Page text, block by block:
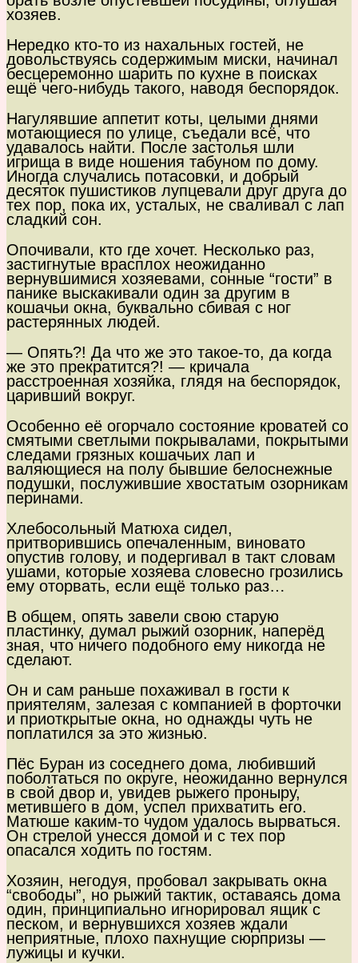
хозяев.
Нередко кто-то из нахальных гостей, не
довольствуясь содержимым миски, начинал
бесцеремонно шарить по кухне в поисках
ещё чего-нибудь такого, наводя беспорядок.
Нагулявшие аппетит коты, целыми днями
мотающиеся по улице, съедали всё, что
удавалось найти. После застолья шли
игрища в виде ношения табуном по дому.
Иногда случались потасовки, и добрый
десяток пушистиков лупцевали друг друга до
тех пор, пока их, усталых, не сваливал с лап
сладкий сон.
Опочивали, кто где хочет. Несколько раз,
застигнутые врасплох неожиданно
вернувшимися хозяевами, сонные “гости” в
панике выскакивали один за другим в
кошачьи окна, буквально сбивая с ног
растерянных людей.
— Опять?! Да что же это такое-то, да когда
же это прекратится?! — кричала
расстроенная хозяйка, глядя на беспорядок,
царивший вокруг.
Особенно её огорчало состояние кроватей со
смятыми светлыми покрывалами, покрытыми
следами грязных кошачьих лап и
валяющиеся на полу бывшие белоснежные
подушки, послужившие хвостатым озорникам
перинами.
Хлебосольный Матюха сидел,
притворившись опечаленным, виновато
опустив голову, и подергивал в такт словам
ушами, которые хозяева словесно грозились
ему оторвать, если ещё только раз…
В общем, опять завели свою старую
пластинку, думал рыжий озорник, наперёд
зная, что ничего подобного ему никогда не
сделают.
Он и сам раньше похаживал в гости к
приятелям, залезая с компанией в форточки
и приоткрытые окна, но однажды чуть не
поплатился за это жизнью.
Пёс Буран из соседнего дома, любивший
поболтаться по округе, неожиданно вернулся
в свой двор и, увидев рыжего проныру,
метившего в дом, успел прихватить его.
Матюше каким-то чудом удалось вырваться.
Он стрелой унесся домой и с тех пор
опасался ходить по гостям.
Хозяин, негодуя, пробовал закрывать окна
“свободы”, но рыжий тактик, оставаясь дома
один, принципиально игнорировал ящик с
песком, и вернувшихся хозяев ждали
неприятные, плохо пахнущие сюрпризы —
лужицы и кучки.